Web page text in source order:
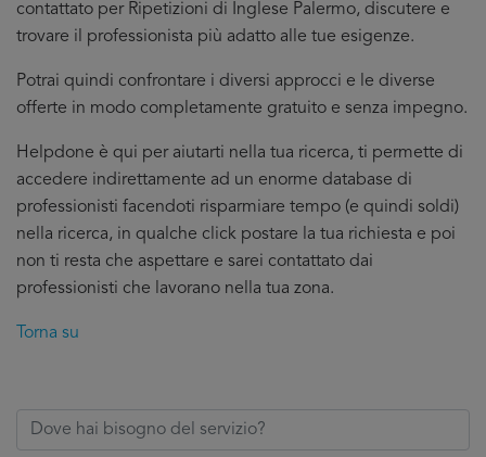
contattato per Ripetizioni di Inglese Palermo, discutere e
trovare il professionista più adatto alle tue esigenze.
Potrai quindi confrontare i diversi approcci e le diverse
offerte in modo completamente gratuito e senza impegno.
Helpdone è qui per aiutarti nella tua ricerca, ti permette di
accedere indirettamente ad un enorme database di
professionisti facendoti risparmiare tempo (e quindi soldi)
nella ricerca, in qualche click postare la tua richiesta e poi
non ti resta che aspettare e sarei contattato dai
professionisti che lavorano nella tua zona.
Torna su